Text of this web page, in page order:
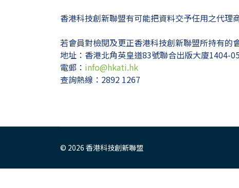
香港科技創新聯盟有可能把資料交予任用之代理
若會員對檢閱及更正香港科技創新聯盟所持有的
地址：香港北角英皇道83號聯合出版大廈1404-
電郵： info@hkati.hk
查詢熱線：2892 1267
© 2026 香港科技創新聯盟